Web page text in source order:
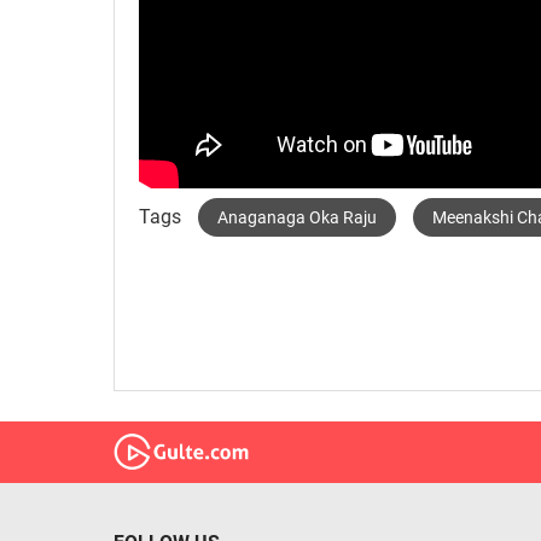
Tags Anaganaga Oka Raju Meenakshi